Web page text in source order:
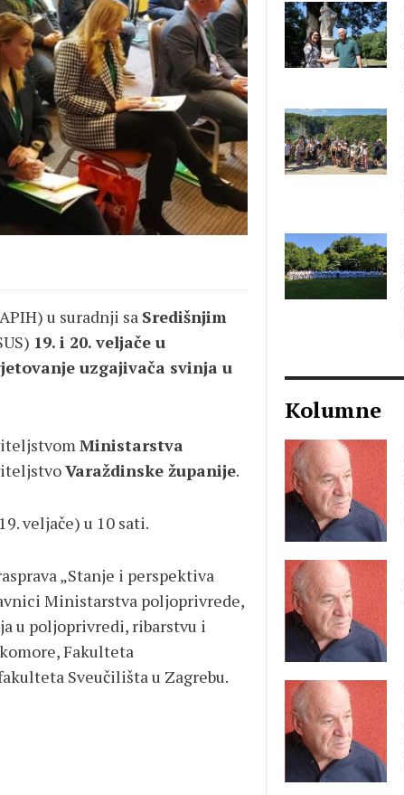
u suradnji sa Središnjim
19. i 20. veljače u
uzgajivača svinja u
Ministarstva
Varaždinske županije.
veljače) u 10 sati.
„Stanje i perspektiva
Ministarstva poljoprivrede,
u poljoprivredi, ribarstvu i
Fakulteta
Sveučilišta u Zagrebu.
Kolumne